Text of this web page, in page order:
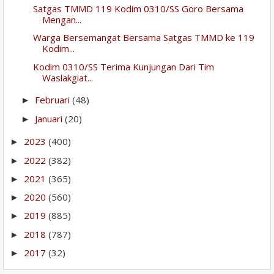
Satgas TMMD 119 Kodim 0310/SS Goro Bersama
Mengan...
Warga Bersemangat Bersama Satgas TMMD ke 119
Kodim...
Kodim 0310/SS Terima Kunjungan Dari Tim
Waslakgiat...
► Februari (48)
► Januari (20)
► 2023 (400)
► 2022 (382)
► 2021 (365)
► 2020 (560)
► 2019 (885)
► 2018 (787)
► 2017 (32)